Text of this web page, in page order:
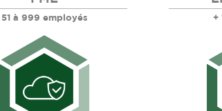
51 à 999 employés +